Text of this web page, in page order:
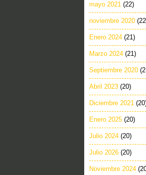
mayo 2021 (22)
noviembre 2020
Enero 2024 (21)
Marzo 2024 (21)
Septiembre 2020
Abril 2023 (20)
Diciembre 2021
Enero 2025 (20)
Julio 2024 (20)
Julio 2026 (20)
Noviembre 2024